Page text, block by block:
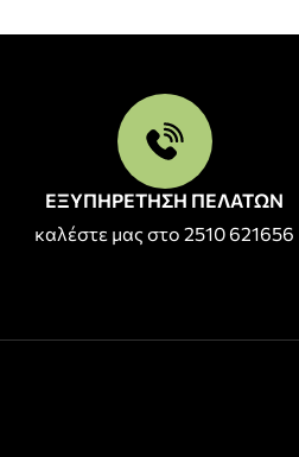
ΕΞΥΠΗΡΕΤΗΣΗ ΠΕΛΑΤΩΝ
καλέστε μας στο 2510 621656